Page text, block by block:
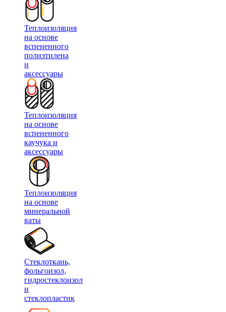
Теплоизоляция
на основе
вспененного
полиэтилена
и
аксессуары
Теплоизоляция
на основе
вспененного
каучука и
аксессуары
Теплоизоляция
на основе
минеральной
ваты
Стеклоткань,
фольгоизол,
гидростеклоизол
и
стеклопластик